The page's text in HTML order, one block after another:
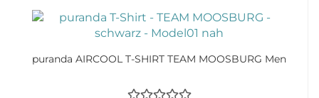
puranda AIRCOOL T-SHIRT TEAM MOOSBURG Men